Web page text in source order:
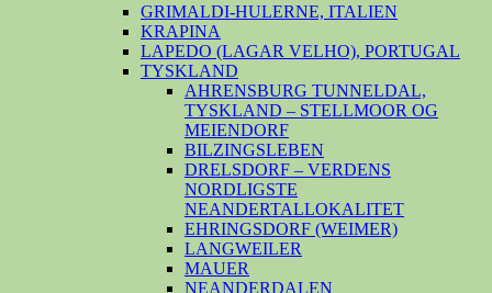
GRIMALDI-HULERNE, ITALIEN
KRAPINA
LAPEDO (LAGAR VELHO), PORTUGAL
TYSKLAND
AHRENSBURG TUNNELDAL,
TYSKLAND – STELLMOOR OG
MEIENDORF
BILZINGSLEBEN
DRELSDORF – VERDENS
NORDLIGSTE
NEANDERTALLOKALITET
EHRINGSDORF (WEIMER)
LANGWEILER
MAUER
NEANDERDALEN